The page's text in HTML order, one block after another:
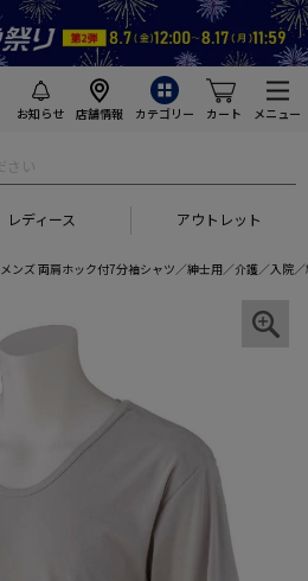
お知らせ 店舗情報 カテゴリー カート メニュー
レディース アウトレット
メンズ 両肩ホック付7分袖シャツ／紳士用／介護／入